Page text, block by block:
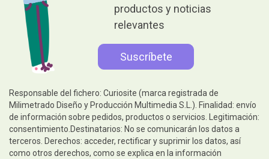
productos y noticias
relevantes
Responsable del fichero: Curiosite (marca registrada de
Milimetrado Diseño y Producción Multimedia S.L.). Finalidad: envío
de información sobre pedidos, productos o servicios. Legitimación:
consentimiento.Destinatarios: No se comunicarán los datos a
terceros. Derechos: acceder, rectificar y suprimir los datos, así
como otros derechos, como se explica en la información